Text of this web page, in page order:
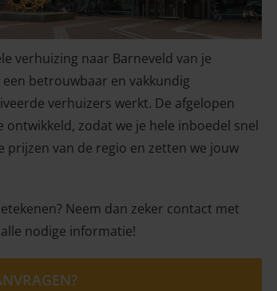
verhuizing naar Barneveld van je
betrouwbaar en vakkundig
verhuizers werkt. De afgelopen
zodat we je hele inboedel snel
prijzen van de regio en zetten we jouw
Neem dan zeker contact met
nodige informatie!